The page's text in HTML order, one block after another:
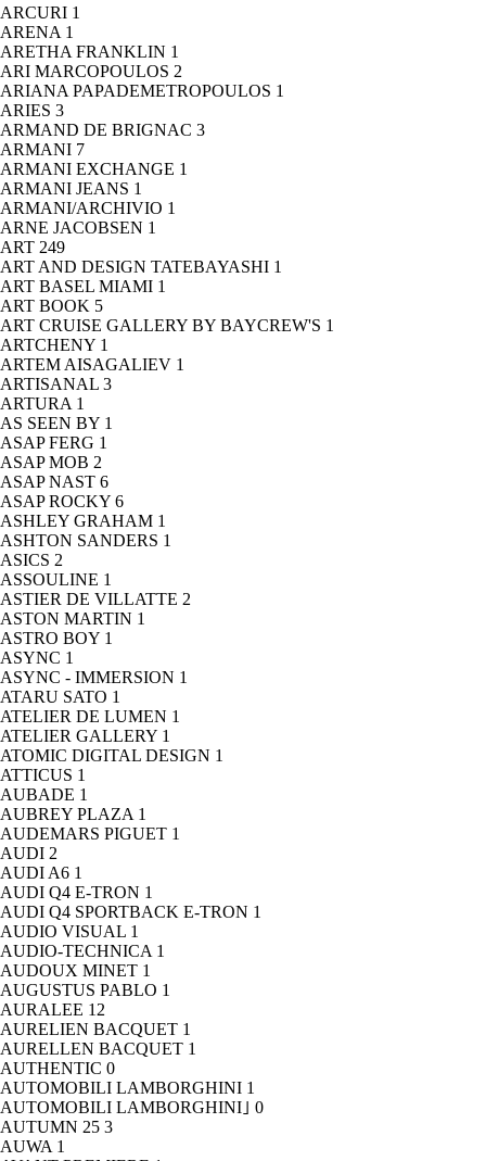
ARCURI 1
ARENA 1
ARETHA FRANKLIN 1
ARI MARCOPOULOS 2
ARIANA PAPADEMETROPOULOS 1
ARIES 3
ARMAND DE BRIGNAC 3
ARMANI 7
ARMANI EXCHANGE 1
ARMANI JEANS 1
ARMANI/ARCHIVIO 1
ARNE JACOBSEN 1
ART 249
ART AND DESIGN TATEBAYASHI 1
ART BASEL MIAMI 1
ART BOOK 5
ART CRUISE GALLERY BY BAYCREW'S 1
ARTCHENY 1
ARTEM AISAGALIEV 1
ARTISANAL 3
ARTURA 1
AS SEEN BY 1
ASAP FERG 1
ASAP MOB 2
ASAP NAST 6
ASAP ROCKY 6
ASHLEY GRAHAM 1
ASHTON SANDERS 1
ASICS 2
ASSOULINE 1
ASTIER DE VILLATTE 2
ASTON MARTIN 1
ASTRO BOY 1
ASYNC 1
ASYNC - IMMERSION 1
ATARU SATO 1
ATELIER DE LUMEN 1
ATELIER GALLERY 1
ATOMIC DIGITAL DESIGN 1
ATTICUS 1
AUBADE 1
AUBREY PLAZA 1
AUDEMARS PIGUET 1
AUDI 2
AUDI A6 1
AUDI Q4 E-TRON 1
AUDI Q4 SPORTBACK E-TRON 1
AUDIO VISUAL 1
AUDIO-TECHNICA 1
AUDOUX MINET 1
AUGUSTUS PABLO 1
AURALEE 12
AURELIEN BACQUET 1
AURELLEN BACQUET 1
AUTHENTIC 0
AUTOMOBILI LAMBORGHINI 1
AUTOMOBILI LAMBORGHINI｣ 0
AUTUMN 25 3
AUWA 1